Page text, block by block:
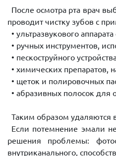
После осмотра рта врач
проводит чистку зубов с
• ультразвукового
• ручных инструментов,
• пескоструйного
• химических
• щеток и полировочных
• абразивных полосок
Таким образом удаляются
Если потемнение эмали
решения проблемы:
внутриканального,